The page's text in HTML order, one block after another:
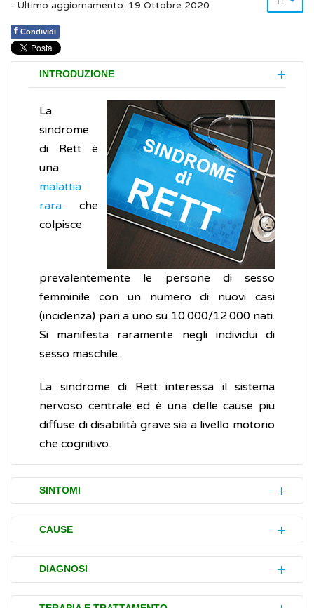
- Ultimo aggiornamento: 19 Ottobre 2020
f Condividi
INTRODUZIONE
La
sindrome
di Rett è
una
malattia
rara che
colpisce
prevalentemente le persone di sesso
femminile con un numero di nuovi casi
(incidenza) pari a uno su 10.000/12.000 nati.
Si manifesta raramente negli individui di
sesso maschile.
La sindrome di Rett interessa il sistema
nervoso centrale ed è una delle cause più
diffuse di disabilità grave sia a livello motorio
che cognitivo.
SINTOMI
L’evoluzione e la gravità della sindrome di
Rett sono estremamente variabili. Anche
l’età in cui si manifestano i primi segni può
variare.
CAUSE
La sindrome di Rett è causata nella maggior
parte dei casi da unamutazionedel gene
MECP2(Methyl CpG-binding protein 2)
DIAGNOSI